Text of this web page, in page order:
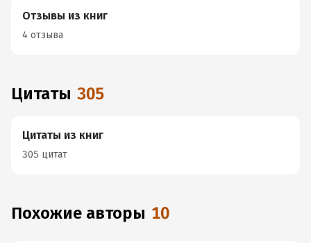
Отзывы из книг
4 отзыва
Цитаты 305
Цитаты из книг
305 цитат
Похожие авторы 10